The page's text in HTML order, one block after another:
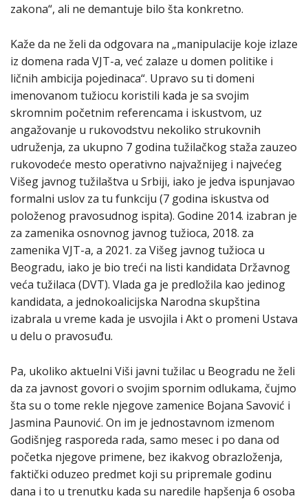
zakona“, ali ne demantuje bilo šta konkretno.
Kaže da ne želi da odgovara na „manipulacije koje izlaze
iz domena rada VJT-a, već zalaze u domen politike i
ličnih ambicija pojedinaca“. Upravo su ti domeni
imenovanom tužiocu koristili kada je sa svojim
skromnim početnim referencama i iskustvom, uz
angažovanje u rukovodstvu nekoliko strukovnih
udruženja, za ukupno 7 godina tužilačkog staža zauzeo
rukovodeće mesto operativno najvažnijeg i najvećeg
Višeg javnog tužilaštva u Srbiji, iako je jedva ispunjavao
formalni uslov za tu funkciju (7 godina iskustva od
položenog pravosudnog ispita). Godine 2014. izabran je
za zamenika osnovnog javnog tužioca, 2018. za
zamenika VJT-a, a 2021. za Višeg javnog tužioca u
Beogradu, iako je bio treći na listi kandidata Državnog
veća tužilaca (DVT). Vlada ga je predložila kao jedinog
kandidata, a jednokoalicijska Narodna skupština
izabrala u vreme kada je usvojila i Akt o promeni Ustava
u delu o pravosuđu.
Pa, ukoliko aktuelni Viši javni tužilac u Beogradu ne želi
da za javnost govori o svojim spornim odlukama, čujmo
šta su o tome rekle njegove zamenice Bojana Savović i
Jasmina Paunović. On im je jednostavnom izmenom
Godišnjeg rasporeda rada, samo mesec i po dana od
početka njegove primene, bez ikakvog obrazloženja,
faktički oduzeo predmet koji su pripremale godinu
dana i to u trenutku kada su naredile hapšenja 6 osoba